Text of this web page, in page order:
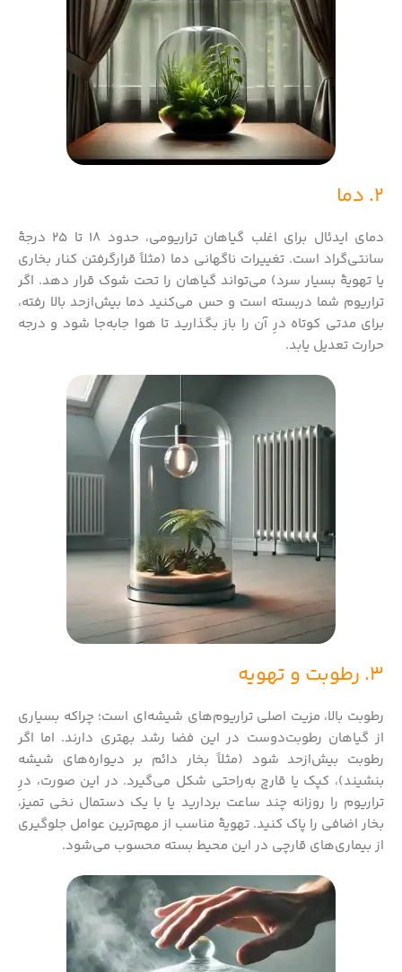
2. دما
دمای ایدئال برای اغلب گیاهان تراریومی، حدود ۱۸ تا ۲۵ درجهٔ
سانتی‌گراد است. تغییرات ناگهانی دما (مثلاً قرارگرفتن کنار بخاری
یا تهویهٔ بسیار سرد) می‌تواند گیاهان را تحت شوک قرار دهد. اگر
تراریوم شما دربسته است و حس می‌کنید دما بیش‌ازحد بالا رفته،
برای مدتی کوتاه درِ آن را باز بگذارید تا هوا جابه‌جا شود و درجه
حرارت تعدیل یابد.
3. رطوبت و تهویه
رطوبت بالا، مزیت اصلی تراریوم‌های شیشه‌ای است؛ چراکه بسیاری
از گیاهان رطوبت‌دوست در این فضا رشد بهتری دارند. اما اگر
رطوبت بیش‌ازحد شود (مثلاً بخار دائم بر دیواره‌های شیشه
بنشیند)، کپک یا قارچ به‌راحتی شکل می‌گیرد. در این صورت، درِ
تراریوم را روزانه چند ساعت بردارید یا با یک دستمال نخی تمیز،
بخار اضافی را پاک کنید. تهویهٔ مناسب از مهم‌ترین عوامل جلوگیری
از بیماری‌های قارچی در این محیط بسته محسوب می‌شود.